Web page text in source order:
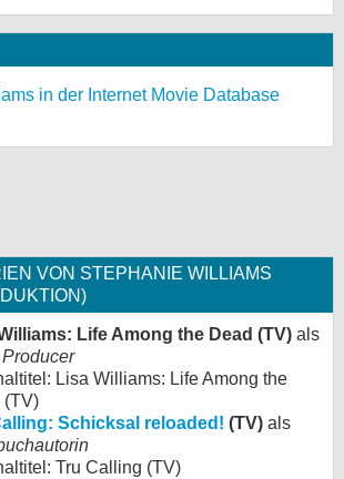
in der Internet Movie Database
VON STEPHANIE WILLIAMS
Life Among the Dead (TV) als
Lisa Williams: Life Among the
(TV)
Schicksal reloaded! (TV) als
Tru Calling (TV)